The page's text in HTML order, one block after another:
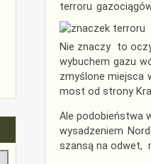
terroru
Nie znaczy to
wybuchem gazu
zmyślone miejsca
most od strony
Ale podobieństwa
wysadzeniem
szansą na odwet,